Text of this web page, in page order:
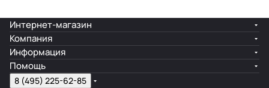
Интернет-магазин
Компания
Информация
Помощь
8 (495) 225-62-85